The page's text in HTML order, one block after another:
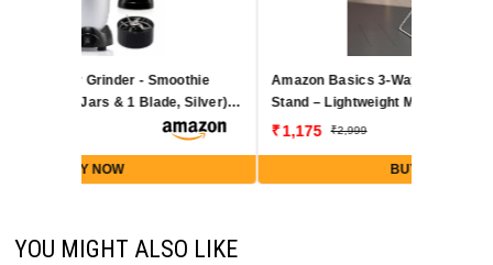
Amazon Basics 3-Way Foldable Cloth Drying
Stand – Lightweight Mild Steel Collapsible
Rack with 20 Rails & 42 Ft Rack Length
2,999
YOU MIGHT ALSO LIKE